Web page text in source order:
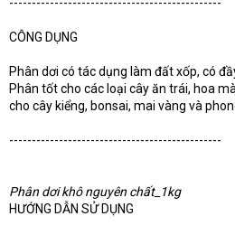
-----------------------------------------------
CÔNG DỤNG
Phân dơi có tác dụng làm đất xốp, có
Phân tốt cho các loại cây ăn trái, hoa
cho cây kiểng, bonsai, mai vàng và
-----------------------------------------------
Phân dơi khô nguyên chất_1kg
HƯỚNG DẪN SỬ DỤNG